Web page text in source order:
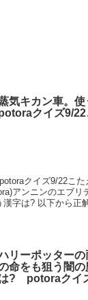
気キカン車。
クイズ9/22
クイズ9/22こ
アンニンのエブリ
漢字は? 以下から正
リーポッター
命をも狙う闇
? potoraクイ